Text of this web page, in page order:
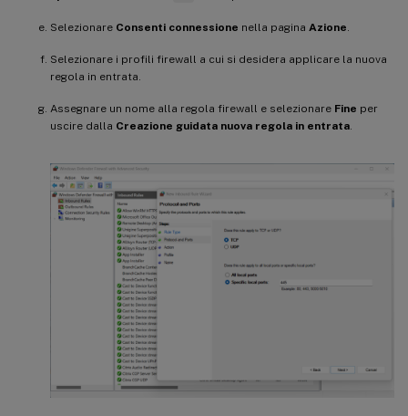
Selezionare Consenti connessione nella pagina Azione.
Selezionare i profili firewall a cui si desidera applicare la nuova
regola in entrata.
Assegnare un nome alla regola firewall e selezionare Fine per
uscire dalla Creazione guidata nuova regola in entrata.